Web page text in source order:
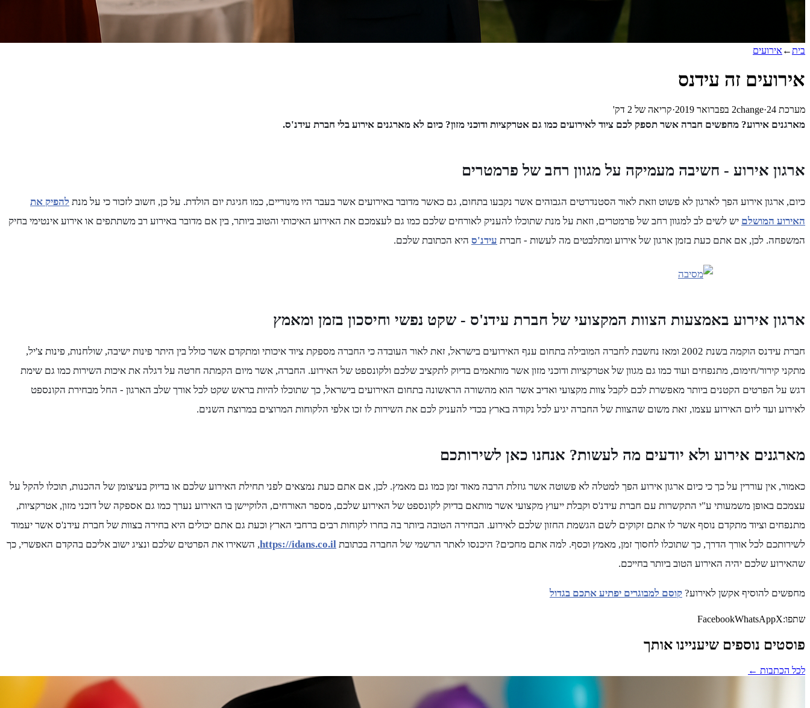
בית← אירועים
אירועים זה עידנס
מערכת 2change ·24 בפברואר 2019 ·קריאה של 2 דק'
מארגנים אירוע? מחפשים חברה אשר תספק לכם ציוד לאירועים כמו גם אטרקציות ודוכני מזון? כיום לא מארגנים אירוע בלי חברת עידנ'ס.
ארגון אירוע - חשיבה מעמיקה על מגוון רחב של פרמטרים
כיום, ארגון אירוע הפך לארגון לא פשוט וזאת לאור הסטנדרטים הגבוהים אשר נקבעו בתחום, גם כאשר מדובר באירועים אשר בעבר היו מינוריים, כמו חגיגת יום הולדת. על כן, חשוב לזכור כי על מנת להפיק את
האירוע המושלם יש לשים לב למגוון רחב של פרמטרים, וזאת על מנת שתוכלו להעניק לאורחים שלכם כמו גם לעצמכם את האירוע האיכותי והטוב ביותר, בין אם מדובר באירוע רב משתתפים או אירוע אינטימי בחיק
המשפחה. לכן, אם אתם כעת בזמן ארגון של אירוע ומתלבטים מה לעשות - חברת עידנ'ס היא הכתובת שלכם.
ארגון אירוע באמצעות הצוות המקצועי של חברת עידנ'ס - שקט נפשי וחיסכון בזמן ומאמץ
חברת עידנס הוקמה בשנת 2002 ומאז נחשבת לחברה המובילה בתחום ענף האירועים בישראל, זאת לאור העובדה כי החברה מספקת ציוד איכותי ומתקדם אשר כולל בין היתר פינות ישיבה, שולחנות, פינות צ'יל,
מתקני קירור/חימום, מתנפחים ועוד כמו גם מגוון של אטרקציות ודוכני מזון אשר מותאמים בדיוק לתקציב שלכם ולקונספט של האירוע. החברה, אשר מיום הקמתה חרטה על דגלה את איכות השירות כמו גם שימת
דגש על הפרטים הקטנים ביותר מאפשרת לכם לקבל צוות מקצועי ואדיב אשר הוא מהשורה הראשונה בתחום האירועים בישראל, כך שתוכלו להיות בראש שקט לכל אורך שלב הארגון - החל מבחירת הקונספט
לאירוע ועד ליום האירוע עצמו, זאת משום שהצוות של החברה יגיע לכל נקודה בארץ בכדי להעניק לכם את השירות לו זכו אלפי הלקוחות המרוצים במרוצת השנים.
מארגנים אירוע ולא יודעים מה לעשות? אנחנו כאן לשירותכם
כאמור, אין עוררין על כך כי כיום ארגון אירוע הפך למטלה לא פשוטה אשר גוזלת הרבה מאוד זמן כמו גם מאמץ. לכן, אם אתם כעת נמצאים לפני תחילת האירוע שלכם או בדיוק בעיצומן של ההכנות, תוכלו להקל על
עצמכם באופן משמעותי ע"י התקשרות עם חברת עידנ'ס וקבלת ייעוץ מקצועי אשר מותאם בדיוק לקונספט של האירוע שלכם, מספר האורחים, הלוקיישן בו האירוע נערך כמו גם אספקה של דוכני מזון, אטרקציות,
מתנפחים וציוד מתקדם נוסף אשר לו אתם זקוקים לשם הגשמת החזון שלכם לאירוע. הבחירה הטובה ביותר בה בחרו לקוחות רבים ברחבי הארץ וכעת גם אתם יכולים היא בחירה בצוות של חברת עידנ'ס אשר יעמוד
לשירותכם לכל אורך הדרך, כך שתוכלו לחסוך זמן, מאמץ וכסף. למה אתם מחכים? היכנסו לאתר הרשמי של החברה בכתובת https://idans.co.il, השאירו את הפרטים שלכם ונציג ישוב אליכם בהקדם האפשרי, כך
שהאירוע שלכם יהיה האירוע הטוב ביותר בחייכם.
מחפשים להוסיף אקשן לאירוע? קוסם למבוגרים יפתיע אתכם בגדול
שתפו: FacebookWhatsAppX
פוסטים נוספים שיעניינו אותך
לכל הכתבות ←